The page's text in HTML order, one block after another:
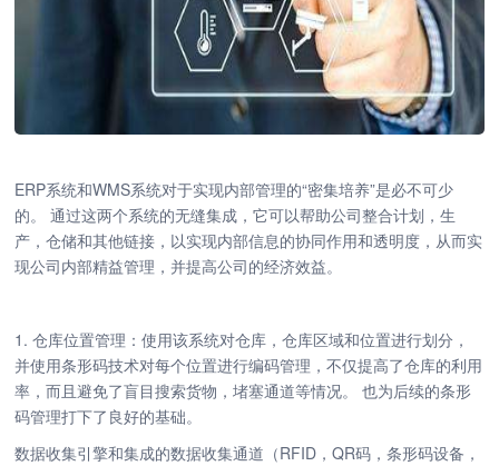
ERP系统和WMS系统对于实现内部管理的“密集培养”是必不可少
的。 通过这两个系统的无缝集成，它可以帮助公司整合计划，生
产，仓储和其他链接，以实现内部信息的协同作用和透明度，从而实
现公司内部精益管理，并提高公司的经济效益。
1. 仓库位置管理：使用该系统对仓库，仓库区域和位置进行划分，
并使用条形码技术对每个位置进行编码管理，不仅提高了仓库的利用
率，而且避免了盲目搜索货物，堵塞通道等情况。 也为后续的条形
码管理打下了良好的基础。
数据收集引擎和集成的数据收集通道（RFID，QR码，条形码设备，